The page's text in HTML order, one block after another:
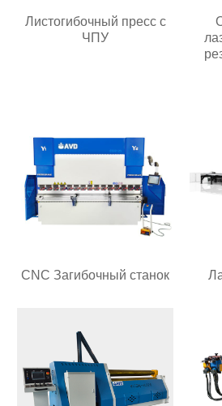
Листогибочный пресс с
ЧПУ
CNC Загибочный станок